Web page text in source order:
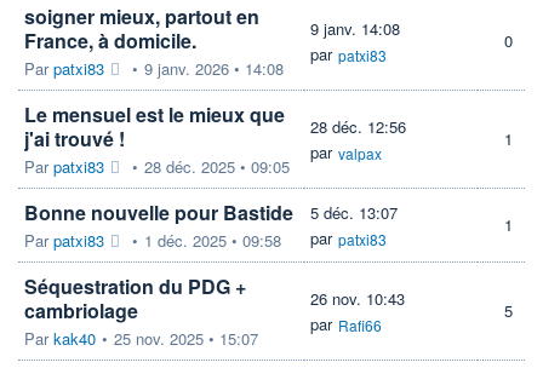
soigner mieux, partout en
France, à domicile.
Parpatxi83 • 9 janv. 2026 • 14:08
9 janv. 14:08
par patxi83
0
Le mensuel est le mieux que
j'ai trouvé !
Parpatxi83 • 28 déc. 2025 • 09:05
28 déc. 12:56
par valpax
1
Bonne nouvelle pour Bastide
Parpatxi83 • 1 déc. 2025 • 09:58
5 déc. 13:07
par patxi83
1
Séquestration du PDG +
cambriolage
Parkak40 • 25 nov. 2025 • 15:07
26 nov. 10:43
par Rafi66
5